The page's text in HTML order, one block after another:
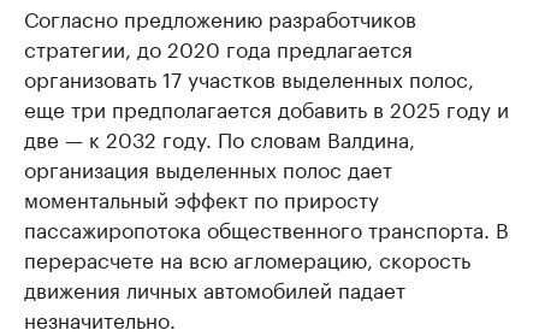
Согласно предложению разработчиков
стратегии, до 2020 года предлагается
организовать 17 участков выделенных полос,
еще три предполагается добавить в 2025 году и
две — к 2032 году. По словам Валдина,
организация выделенных полос дает
моментальный эффект по приросту
пассажиропотока общественного транспорта. В
перерасчете на всю агломерацию, скорость
движения личных автомобилей падает
незначительно.